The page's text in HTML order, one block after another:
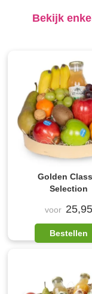
Bekijk
Golden
Selection
voor 25,95
Bestellen